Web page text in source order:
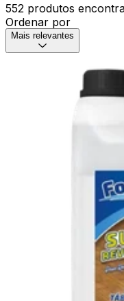
552 produtos
Ordenar por
Mais relevantes